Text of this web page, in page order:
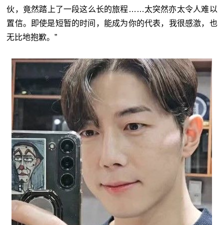
伙，竟然踏上了一段这么长的旅程……太突然亦太令人难以
置信。即使是短暂的时间，能成为你的代表，我很感激，也
无比地抱歉。”